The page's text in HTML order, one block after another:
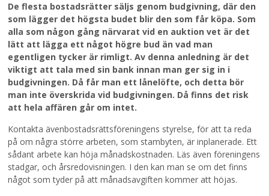
De flesta bostadsrätter säljs genom budgivning, där den
som lägger det högsta budet blir den som får köpa. Som
alla som någon gång närvarat vid en auktion vet är det
lätt att lägga ett något högre bud än vad man
egentligen tycker är rimligt. Av denna anledning är det
viktigt att tala med sin bank innan man ger sig in i
budgivningen. Då får man ett lånelöfte, och detta bör
man inte överskrida vid budgivningen. Då finns det risk
att hela affären går om intet.
Kontakta ävenbostadsrättsföreningens styrelse, för att ta reda
på om några större arbeten, som stambyten, är inplanerade. Ett
sådant arbete kan höja månadskostnaden. Läs även föreningens
stadgar, och årsredovisningen. I den kan man se om det finns
något som tyder på att månadsavgiften kommer att höjas.